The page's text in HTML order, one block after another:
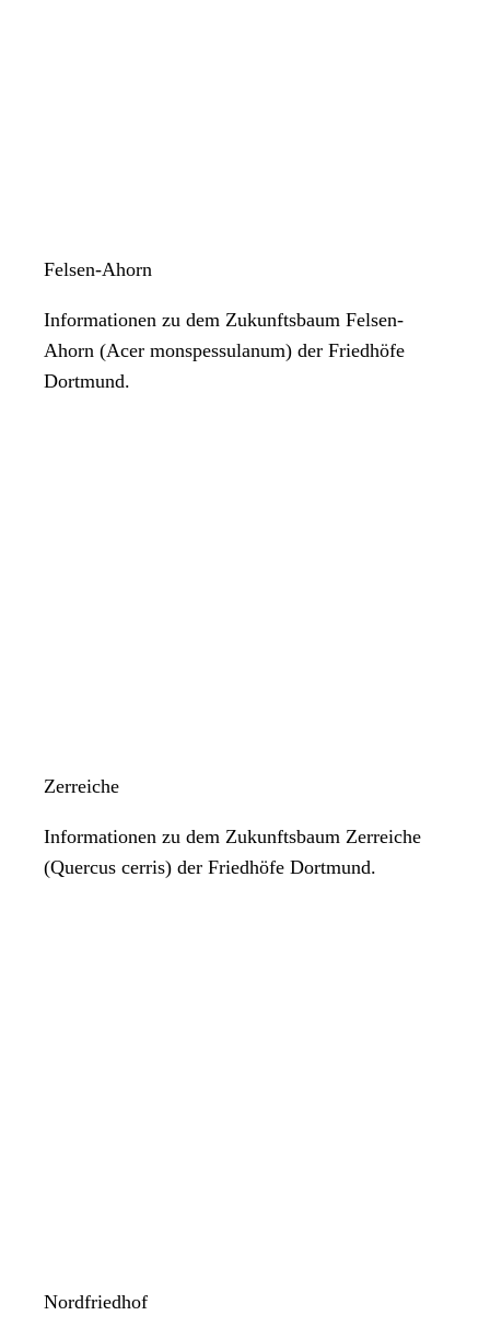
Felsen-Ahorn
Informationen zu dem Zukunftsbaum Felsen-
Ahorn (Acer monspessulanum) der Friedhöfe
Dortmund.
Zerreiche
Informationen zu dem Zukunftsbaum Zerreiche
(Quercus cerris) der Friedhöfe Dortmund.
Nordfriedhof